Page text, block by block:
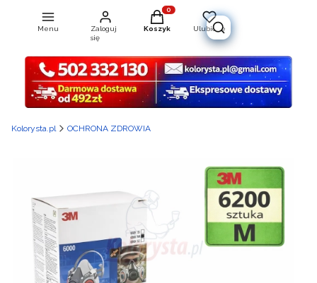
Menu
Zaloguj
się
Produkty w koszyku: 0. Zobacz
Koszyk UlubioneOtwórz wyszukiwarkę
Kolorysta.pl OCHRONA ZDROWIA